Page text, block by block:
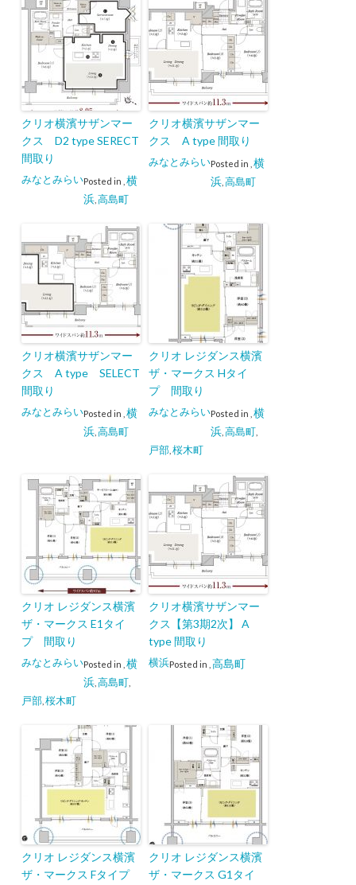
クリオ横濱サザンマー
クス D2 type SERECT
間取り
Posted in
みなとみらい
横
浜, 高島町
クリオ横濱サザンマー
クス A type 間取り
Posted in
みなとみらい
横
浜, 高島町
クリオ横濱サザンマー
クス A type SELECT
間取り
Posted in
みなとみらい
横
浜, 高島町
クリオ レジダンス横濱
ザ・マークス Hタイ
プ 間取り
Posted in
みなとみらい
横
浜, 高島町
戸部, 桜木町
クリオ レジダンス横濱
ザ・マークス E1タイ
プ 間取り
Posted in
みなとみらい
横
浜, 高島町
戸部, 桜木町
クリオ横濱サザンマー
クス【第3期2次】 A
type 間取り
Posted in
横浜 高島町
クリオ レジダンス横濱
ザ・マークス Fタイプ
クリオ レジダンス横濱
ザ・マークス G1タイ